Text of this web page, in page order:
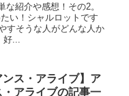
紹介や感想！その2。
い！シャルロットです
すそうな人がどんな人か
...
ンス・アライブ】ア
・アライブの記事一